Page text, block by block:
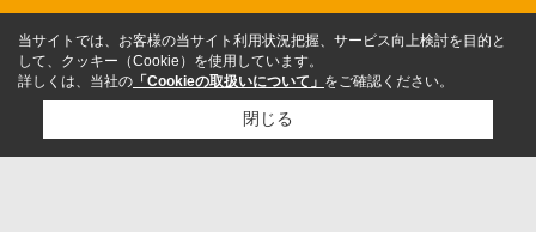
当サイトでは、お客様の当サイト利用状況把握、サービス向上検討を目的と
して、クッキー（Cookie）を使用しています。
詳しくは、当社の 「Cookieの取扱いについて」 をご確認ください。
閉じる